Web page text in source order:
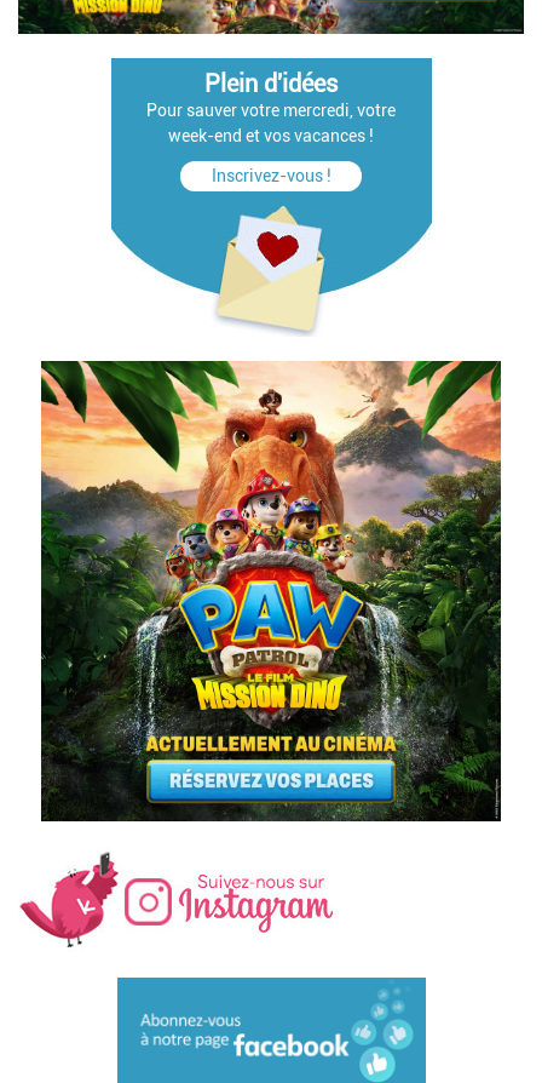
Plein d'idées
Pour sauver votre mercredi, votre
week-end et vos vacances !
Inscrivez-vous !